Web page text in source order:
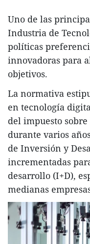
Uno de las
Industria de
políticas
innovadoras para
objetivos.
La normativa
en tecnología
del impuesto
durante varios
de Inversión y
incrementadas
desarrollo (I+D),
medianas